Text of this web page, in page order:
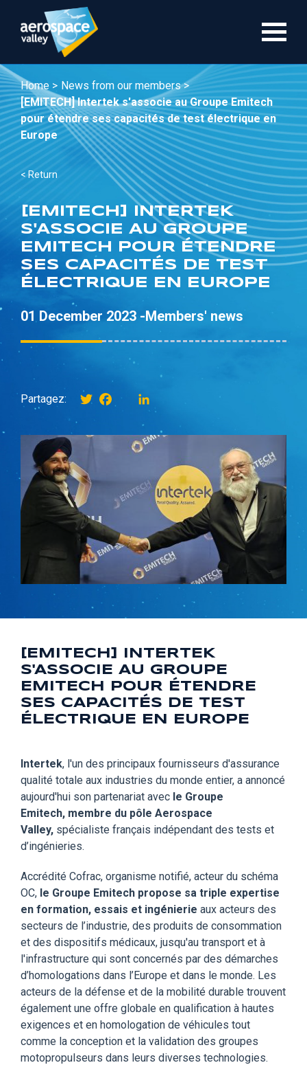
main
Home > News from our members >
[EMITECH] Intertek s'associe au Groupe Emitech
pour étendre ses capacités de test électrique en
Europe
< Return
[EMITECH] INTERTEK
S'ASSOCIE AU GROUPE
EMITECH POUR ÉTENDRE
SES CAPACITÉS DE TEST
ÉLECTRIQUE EN EUROPE
01 December 2023 -Members' news
Partagez: TwitterFacebookinstagram
[EMITECH] INTERTEK
S'ASSOCIE AU GROUPE
EMITECH POUR ÉTENDRE
SES CAPACITÉS DE TEST
ÉLECTRIQUE EN EUROPE
Intertek, l'un des principaux fournisseurs d'assurance
qualité totale aux industries du monde entier, a annoncé
aujourd'hui son partenariat avec le Groupe
Emitech, membre du pôle Aerospace
Valley, spécialiste français indépendant des tests et
d’ingénieries.
Accrédité Cofrac, organisme notifié, acteur du schéma
OC, le Groupe Emitech propose sa triple expertise
en formation, essais et ingénierie aux acteurs des
secteurs de l’industrie, des produits de consommation
et des dispositifs médicaux, jusqu'au transport et à
l'infrastructure qui sont concernés par des démarches
d’homologations dans l’Europe et dans le monde. Les
acteurs de la défense et de la mobilité durable trouvent
également une offre globale en qualification à hautes
exigences et en homologation de véhicules tout
comme la conception et la validation des groupes
motopropulseurs dans leurs diverses technologies.